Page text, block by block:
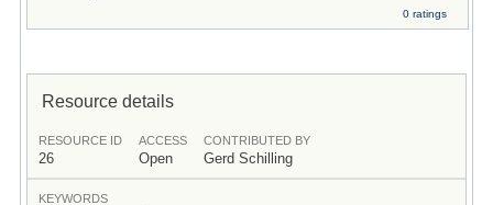
0 ratings
Resource details
RESOURCE ID
26
ACCESS
Open
CONTRIBUTED BY
Gerd Schilling
KEYWORDS